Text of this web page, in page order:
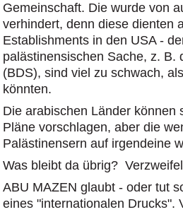
Gemeinschaft. Die wurde von
verhindert, denn diese dienten
Establishments in den USA -
palästinensischen Sache, z. B.
(BDS), sind viel zu schwach,
könnten.
Die arabischen Länder können
Pläne vorschlagen, aber die
Palästinensern auf irgendeine
Was bleibt da übrig?
ABU MAZEN glaubt - oder tut
eines "internationalen Drucks".